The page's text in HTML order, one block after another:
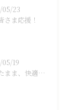
05/23
さま応援！
05/19
【掛けたまま、快適に見える。